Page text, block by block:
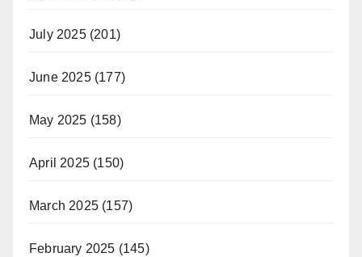
July 2025(201)
June 2025(177)
May 2025 (158)
April 2025 (150)
March 2025 (157)
February 2025 (145)